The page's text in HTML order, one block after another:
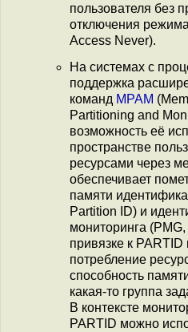
пользователя без
отключения
Access Never).
На системах с
поддержка
команд MPAM
Partitioning and
возможность её
пространстве
ресурсами через
обеспечивает
памяти
Partition ID) и
мониторинга
привязке к
потребление
способность
какая-то группа
В контексте
PARTID можно